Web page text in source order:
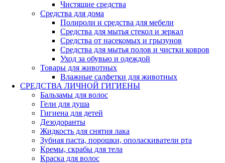
Чистящие средства
Средства для дома
Полироли и средства для мебели
Средства для мытья стекол и зеркал
Средства от насекомых и грызунов
Средства для мытья полов и чистки ковров
Уход за обувью и одеждой
Товары для животных
Влажные салфетки для животных
СРЕДСТВА ЛИЧНОЙ ГИГИЕНЫ
Бальзамы для волос
Гели для душа
Гигиена для детей
Дезодоранты
Жидкость для снятия лака
Зубная паста, порошки, ополаскиватели рта
Кремы, скрабы для тела
Краска для волос